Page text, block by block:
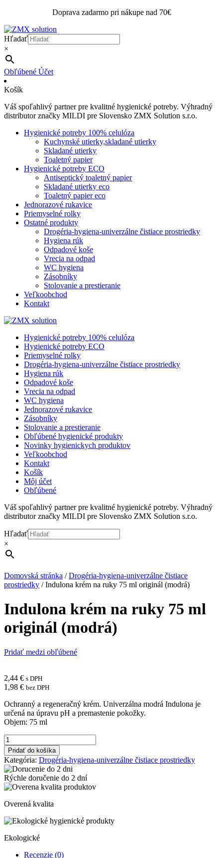
Doprava zadarmo pri nákupe nad 70€
Hľadať
×
Obľúbené Účet
Košík
Váš spoľahlivý partner pre kvalitné hygienické potreby. Výhradný
distributor značky MILDI pre Slovensko ZMX Solution s.r.o.
Hygienické potreby 100% celulóza
Kuchynské utierky,skladané utierky
Skladané utierky
Toaletný papier
Hygienické potreby ECO
Antiseptický toaletný papier
Skladané utierky eco
Toaletný papier eco
Jednorazové rukavice
Priemyselné rolky
Ostatné produkty
Drogéria-hygiena-univerzálne čistiace prostriedky
Hygiena rúk
Odpadové koše
Vrecia na odpad
WC hygiena
Zásobníky
Stolovanie a prestieranie
Veľkoobchod
Kontakt
Hygienické potreby 100% celulóza
Hygienické potreby ECO
Priemyselné rolky
Drogéria-hygiena-univerzálne čistiace prostriedky
Hygiena rúk
Odpadové koše
Vrecia na odpad
WC hygiena
Jednorazové rukavice
Zásobníky
Stolovanie a prestieranie
Obľúbené hygienické produkty
Novinky hygienickych produktov
Veľkoobchod
Kontakt
Košík
Môj účet
Obľúbené
Váš spoľahlivý partner pre kvalitné hygienické potreby. Výhradný
distributor značky MILDI pre Slovensko ZMX Solution s.r.o.
Hľadať
×
Domovská stránka /Drogéria-hygiena-univerzálne čistiace
prostriedky /Indulona krém na ruky 75 ml originál (modrá)
Indulona krém na ruky 75 ml
originál (modrá)
Pridať medzi obľúbené
2,44 € s DPH
1,98 € bez DPH
Ochranný a regeneračný krém. Univerzálna modrá Indulona je
určená na úpravu pH a premastenie pokožky.
Objem: 75 ml
množstvo
Indulona
krém
na
ruky
75
ml
originál
Pridať do košíka
Kategória: Drogéria-hygiena-univerzálne čistiace prostriedky
Rýchle doručenie do 2 dní
Overená kvalita
Ekologické
Recenzie (0)